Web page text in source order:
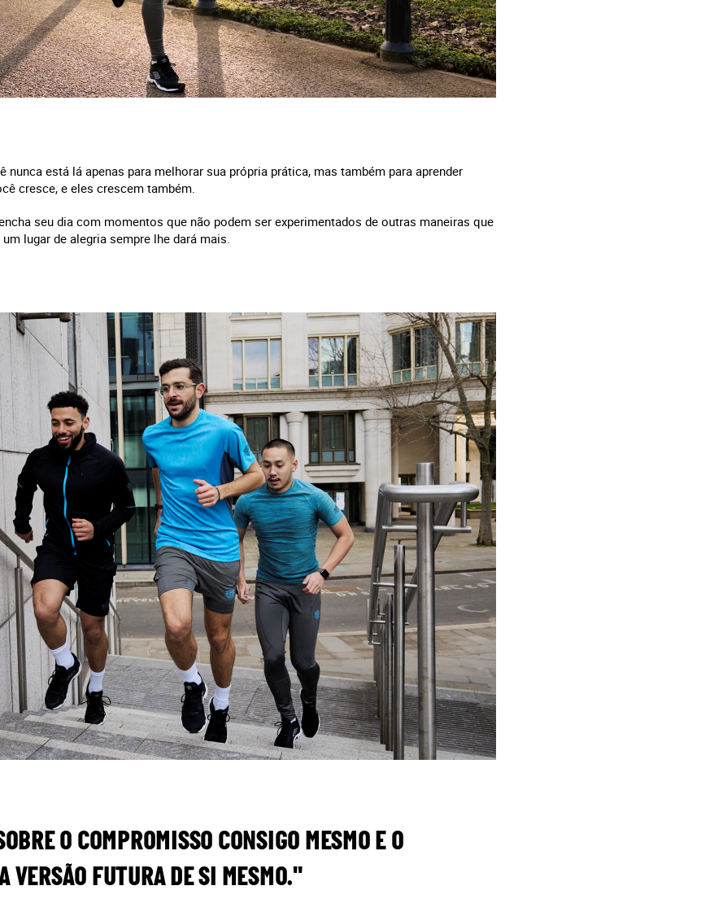
nunca está lá apenas para melhorar sua própria prática, mas também para aprender
cresce, e eles crescem também.
seu dia com momentos que não podem ser experimentados de outras maneiras que
lugar de alegria sempre lhe dará mais.
O COMPROMISSO CONSIGO MESMO E O
VERSÃO FUTURA DE SI MESMO."